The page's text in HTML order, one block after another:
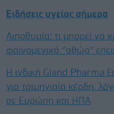
Ειδήσεις υγείας σήμερα
Λιποθυμία: τι μπορεί να
φαινομενικά ‘’αθώο’’
Η ινδική Gland Pharma
για τριμηνιαία κέρδη,
σε Ευρώπη και ΗΠΑ